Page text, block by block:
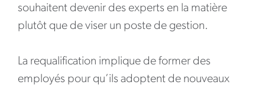
souhaitent devenir des experts en la matière
plutôt que de viser un poste de gestion.
La requalification implique de former des
employés pour qu’ils adoptent de nouveaux